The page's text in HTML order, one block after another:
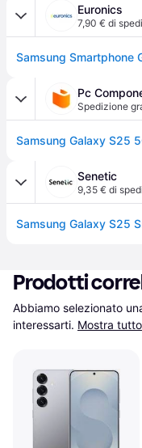
Euronics
7,90 € di
Pc
Spedizione
Senetic
9,35 € di
Prodotti
Abbiamo selezionato
interessarti. Mostra tutto